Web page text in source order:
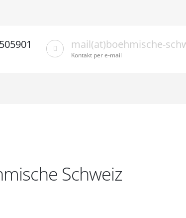
mail(at)boehmische-
Kontakt per e-mail
Schweiz